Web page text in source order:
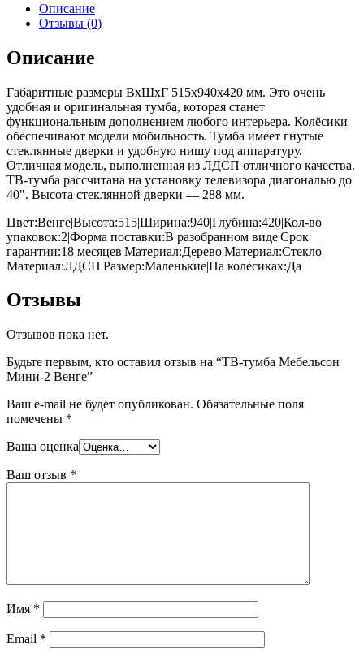
Описание
Отзывы (0)
Описание
Габаритные размеры ВхШхГ 515x940x420 мм. Это очень
удобная и оригинальная тумба, которая станет
функциональным дополнением любого интерьера. Колёсики
обеспечивают модели мобильность. Тумба имеет гнутые
стеклянные дверки и удобную нишу под аппаратуру.
Отличная модель, выполненная из ЛДСП отличного качества.
ТВ-тумба рассчитана на установку телевизора диагональю до
40". Высота стеклянной дверки — 288 мм.
Цвет:Венге|Высота:515|Ширина:940|Глубина:420|Кол-во
упаковок:2|Форма поставки:В разобранном виде|Срок
гарантии:18 месяцев|Материал:Дерево|Материал:Стекло|
Материал:ЛДСП|Размер:Маленькие|На колесиках:Да
Отзывы
Отзывов пока нет.
Будьте первым, кто оставил отзыв на “ТВ-тумба Мебельсон
Мини-2 Венге”
Ваш e-mail не будет опубликован. Обязательные поля
помечены *
Ваша оценка
Ваш отзыв *
Имя *
Email *